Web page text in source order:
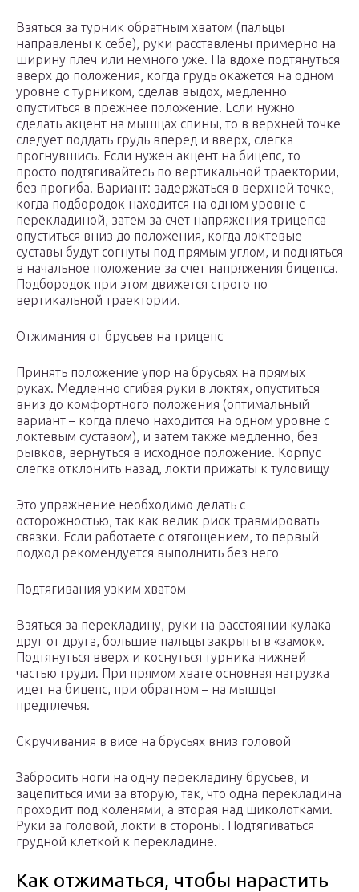
Взяться за турник обратным хватом (пальцы
направлены к себе), руки расставлены примерно на
ширину плеч или немного уже. На вдохе подтянуться
вверх до положения, когда грудь окажется на одном
уровне с турником, сделав выдох, медленно
опуститься в прежнее положение. Если нужно
сделать акцент на мышцах спины, то в верхней точке
следует поддать грудь вперед и вверх, слегка
прогнувшись. Если нужен акцент на бицепс, то
просто подтягивайтесь по вертикальной траектории,
без прогиба. Вариант: задержаться в верхней точке,
когда подбородок находится на одном уровне с
перекладиной, затем за счет напряжения трицепса
опуститься вниз до положения, когда локтевые
суставы будут согнуты под прямым углом, и подняться
в начальное положение за счет напряжения бицепса.
Подбородок при этом движется строго по
вертикальной траектории.
Отжимания от брусьев на трицепс
Принять положение упор на брусьях на прямых
руках. Медленно сгибая руки в локтях, опуститься
вниз до комфортного положения (оптимальный
вариант – когда плечо находится на одном уровне с
локтевым суставом), и затем также медленно, без
рывков, вернуться в исходное положение. Корпус
слегка отклонить назад, локти прижаты к туловищу
Это упражнение необходимо делать с
осторожностью, так как велик риск травмировать
связки. Если работаете с отягощением, то первый
подход рекомендуется выполнить без него
Подтягивания узким хватом
Взяться за перекладину, руки на расстоянии кулака
друг от друга, большие пальцы закрыты в «замок».
Подтянуться вверх и коснуться турника нижней
частью груди. При прямом хвате основная нагрузка
идет на бицепс, при обратном – на мышцы
предплечья.
Скручивания в висе на брусьях вниз головой
Забросить ноги на одну перекладину брусьев, и
зацепиться ими за вторую, так, что одна перекладина
проходит под коленями, а вторая над щиколотками.
Руки за головой, локти в стороны. Подтягиваться
грудной клеткой к перекладине.
Как отжиматься, чтобы нарастить